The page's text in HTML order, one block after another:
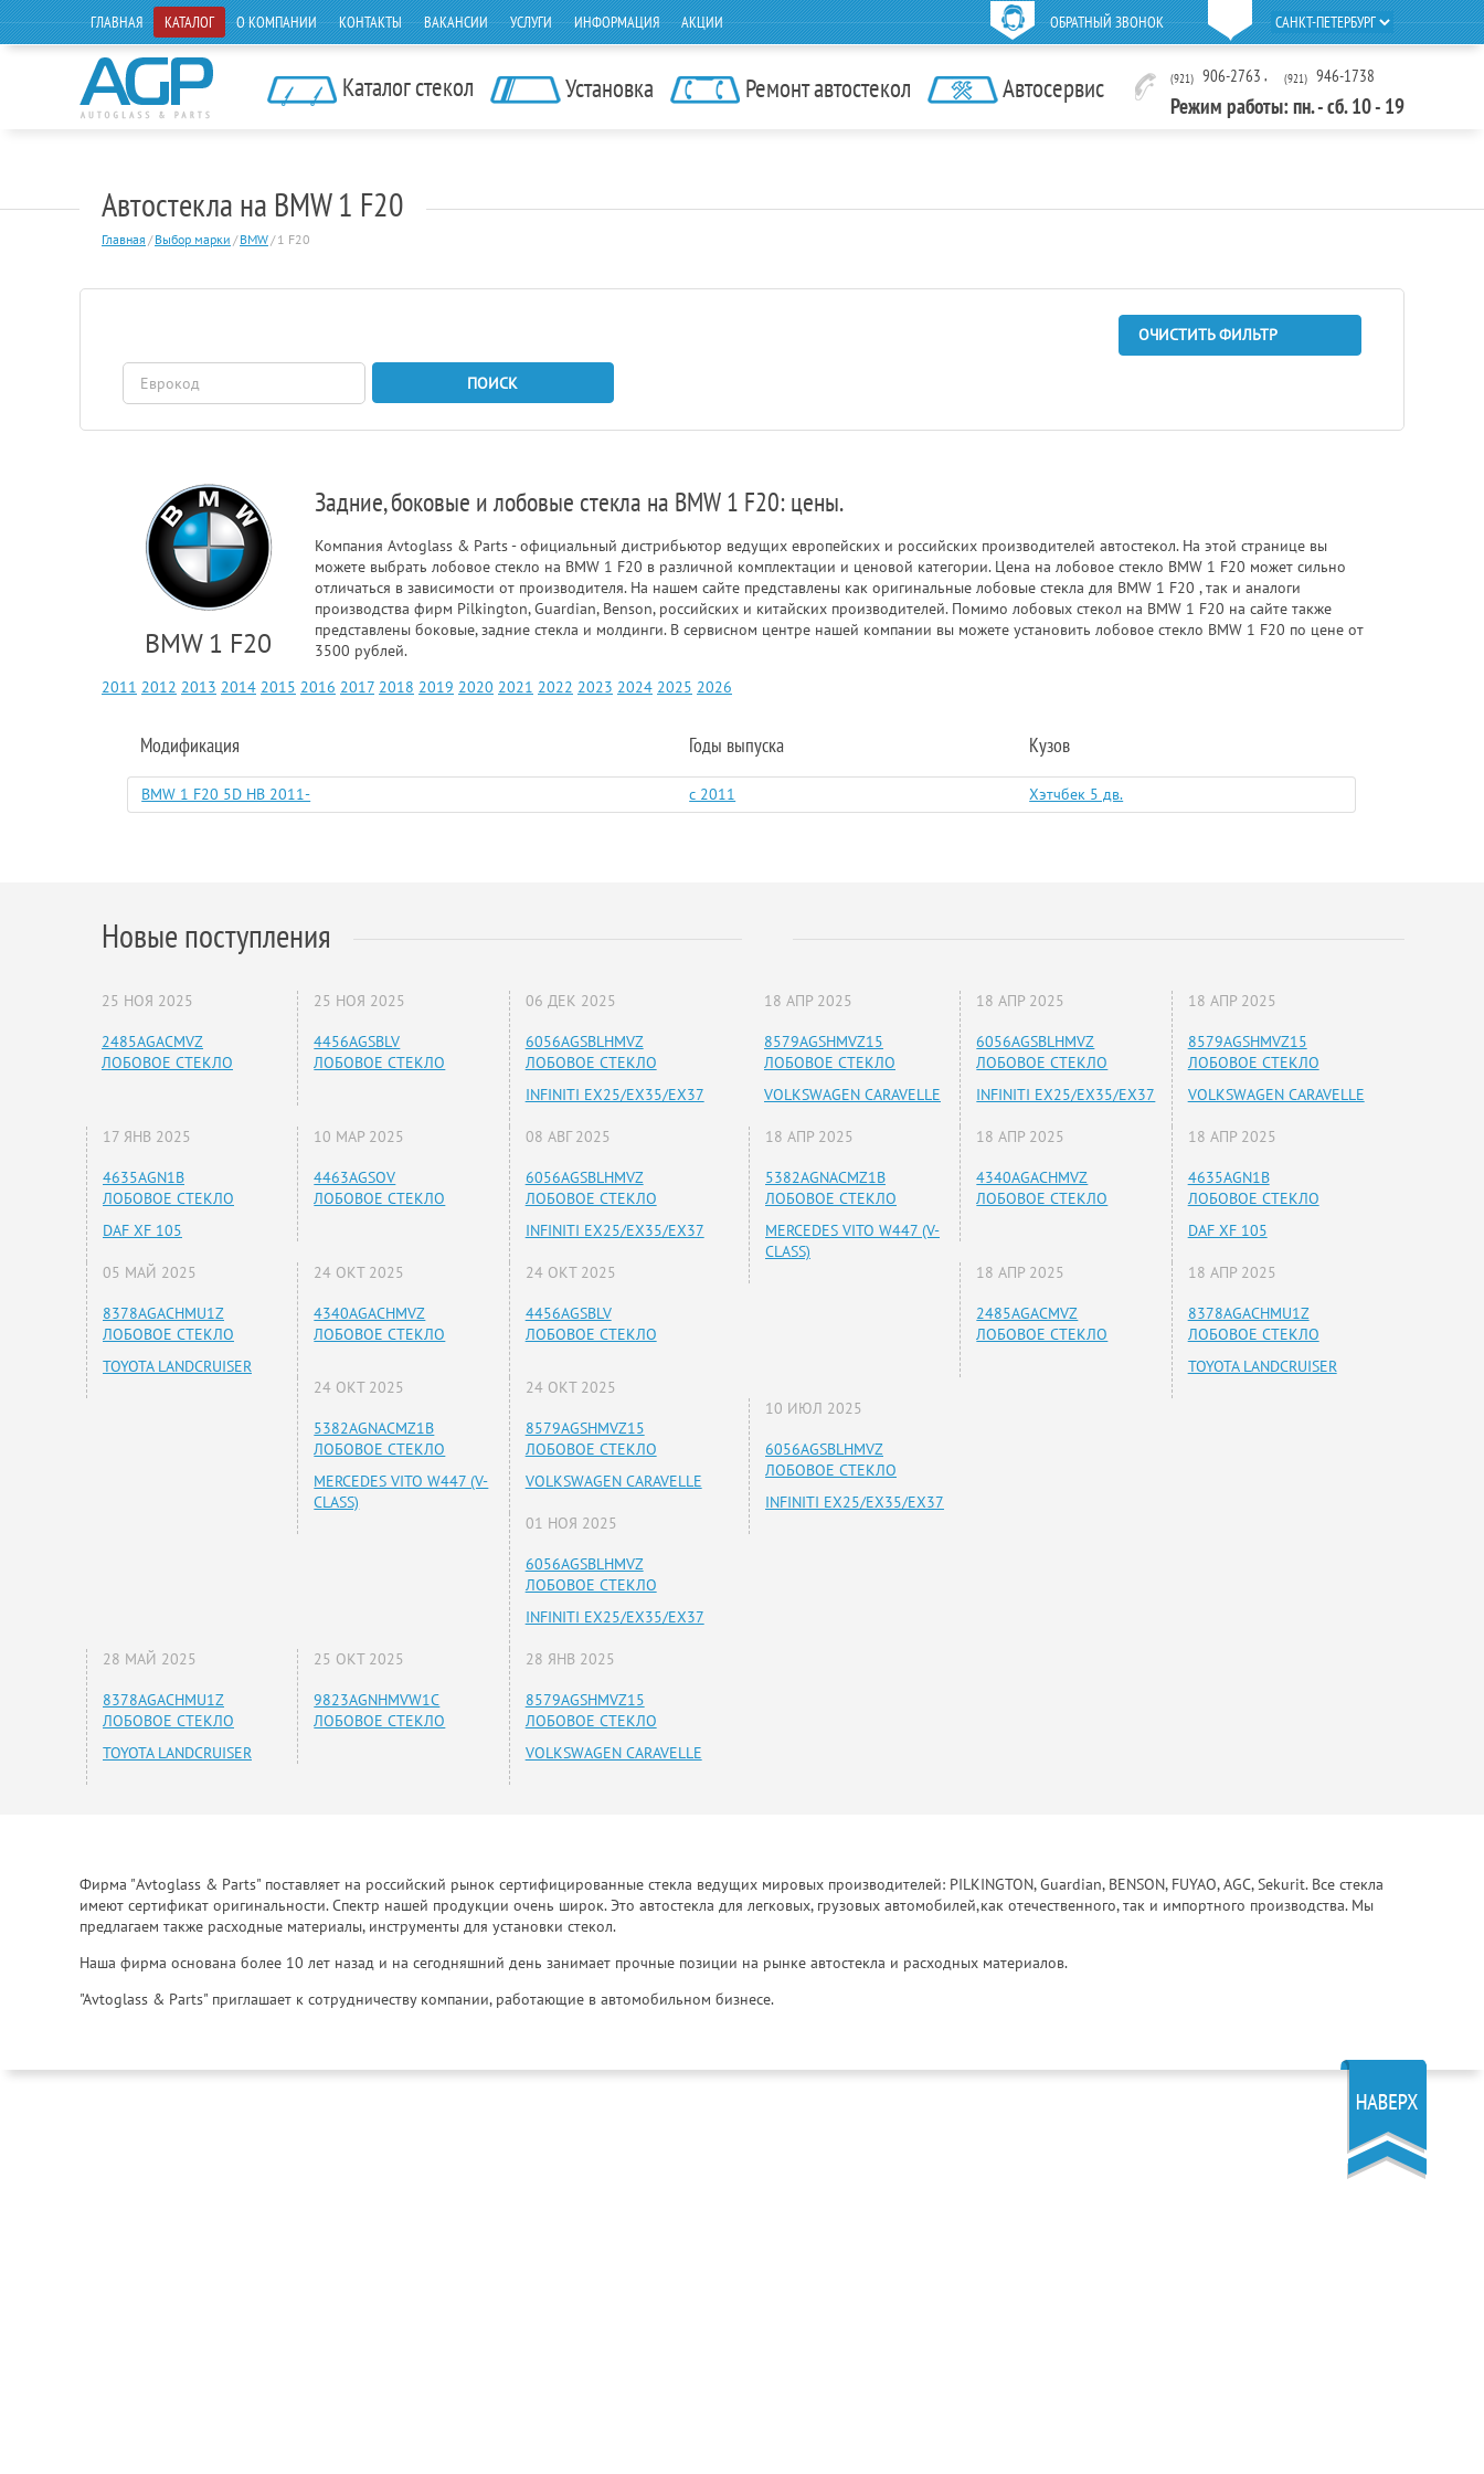
ОБРАТНЫЙ ЗВОНОК
ГЛАВНАЯ КАТАЛОГ О КОМПАНИИ КОНТАКТЫ ВАКАНСИИ УСЛУГИ ИНФОРМАЦИЯ АКЦИИ
Каталог стекол Установка Ремонт автостекол Автосервис (921) 906-2763 , (921) 946-1738
Режим работы: пн. - сб. 10 - 19
Автостекла на BMW 1 F20
Главная / Выбор марки / BMW/ 1 F20
ОЧИСТИТЬ ФИЛЬТР
ПОИСК
BMW 1 F20
Задние, боковые и лобовые стекла на BMW 1 F20: цены.
Компания Avtoglass & Parts - официальный дистрибьютор ведущих европейских и российских производителей автостекол. На этой странице вы
можете выбрать лобовое стекло на BMW 1 F20 в различной комплектации и ценовой категории. Цена на лобовое стекло BMW 1 F20 может сильно
отличаться в зависимости от производителя. На нашем сайте представлены как оригинальные лобовые стекла для BMW 1 F20 , так и аналоги
производства фирм Pilkington, Guardian, Benson, российских и китайских производителей. Помимо лобовых стекол на BMW 1 F20 на сайте также
представлены боковые, задние стекла и молдинги. В сервисном центре нашей компании вы можете установить лобовое стекло BMW 1 F20 по цене от
3500 рублей.
2011 2012 2013 2014 2015 2016 2017 2018 2019 2020 2021 2022 2023 2024 2025 2026
Модификация Годы выпуска Кузов
BMW 1 F20 5D HB 2011- c 2011 Хэтчбек 5 дв.
Новые поступления
25 НОЯ 2025
2485AGACMVZ
ЛОБОВОЕ СТЕКЛО
25 НОЯ 2025
4456AGSBLV
ЛОБОВОЕ СТЕКЛО
06 ДЕК 2025
6056AGSBLHMVZ
ЛОБОВОЕ СТЕКЛО
INFINITI EX25/EX35/EX37
17 ЯНВ 2025
4635AGN1B
ЛОБОВОЕ СТЕКЛО
DAF XF 105
10 МАР 2025
4463AGSOV
ЛОБОВОЕ СТЕКЛО
08 АВГ 2025
6056AGSBLHMVZ
ЛОБОВОЕ СТЕКЛО
INFINITI EX25/EX35/EX37
05 МАЙ 2025
8378AGACHMU1Z
ЛОБОВОЕ СТЕКЛО
TOYOTA LANDCRUISER
24 ОКТ 2025
4340AGACHMVZ
ЛОБОВОЕ СТЕКЛО
24 ОКТ 2025
4456AGSBLV
ЛОБОВОЕ СТЕКЛО
24 ОКТ 2025
5382AGNACMZ1B
ЛОБОВОЕ СТЕКЛО
MERCEDES VITO W447 (V-
CLASS)
24 ОКТ 2025
8579AGSHMVZ15
ЛОБОВОЕ СТЕКЛО
VOLKSWAGEN CARAVELLE
01 НОЯ 2025
6056AGSBLHMVZ
ЛОБОВОЕ СТЕКЛО
INFINITI EX25/EX35/EX37
28 МАЙ 2025
8378AGACHMU1Z
ЛОБОВОЕ СТЕКЛО
TOYOTA LANDCRUISER
25 ОКТ 2025
9823AGNHMVW1C
ЛОБОВОЕ СТЕКЛО
28 ЯНВ 2025
8579AGSHMVZ15
ЛОБОВОЕ СТЕКЛО
VOLKSWAGEN CARAVELLE
18 АПР 2025
8579AGSHMVZ15
ЛОБОВОЕ СТЕКЛО
VOLKSWAGEN CARAVELLE
18 АПР 2025
6056AGSBLHMVZ
ЛОБОВОЕ СТЕКЛО
INFINITI EX25/EX35/EX37
18 АПР 2025
8579AGSHMVZ15
ЛОБОВОЕ СТЕКЛО
VOLKSWAGEN CARAVELLE
18 АПР 2025
5382AGNACMZ1B
ЛОБОВОЕ СТЕКЛО
MERCEDES VITO W447 (V-
CLASS)
18 АПР 2025
4340AGACHMVZ
ЛОБОВОЕ СТЕКЛО
18 АПР 2025
4635AGN1B
ЛОБОВОЕ СТЕКЛО
DAF XF 105
18 АПР 2025
2485AGACMVZ
ЛОБОВОЕ СТЕКЛО
18 АПР 2025
8378AGACHMU1Z
ЛОБОВОЕ СТЕКЛО
TOYOTA LANDCRUISER
10 ИЮЛ 2025
6056AGSBLHMVZ
ЛОБОВОЕ СТЕКЛО
INFINITI EX25/EX35/EX37
Фирма "Avtoglass & Parts" поставляет на российский рынок сертифицированные стекла ведущих мировых производителей: PILKINGTON, Guardian, BENSON, FUYAO, AGC, Sekurit. Все стекла
имеют сертификат оригинальности. Спектр нашей продукции очень широк. Это автостекла для легковых, грузовых автомобилей,как отечественного, так и импортного производства. Мы
предлагаем также расходные материалы, инструменты для установки стекол.
Наша фирма основана более 10 лет назад и на сегодняшний день занимает прочные позиции на рынке автостекла и расходных материалов.
"Avtoglass & Parts" приглашает к сотрудничеству компании, работающие в автомобильном бизнесе.